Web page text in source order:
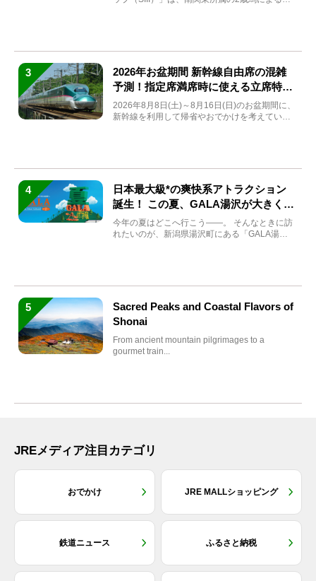
3
2026年お盆期間 新幹線自由席の混雑
予測！指定席満席時に使える立席特急
券も解説
2026年8月8日(土)～8月16日(日)のお盆期間に、
新幹線を利用して帰省やおでかけを考えている
4
日本最大級*の爽快系アトラクション
誕生！ この夏、GALA湯沢が大きく生
まれ変わる
今年の夏はどこへ行こう――。 そんなときに訪
れたいのが、新潟県湯沢町にある「GALA湯
5
Sacred Peaks and Coastal Flavors of
Shonai
From ancient mountain pilgrimages to a
gourmet train...
JREメディア注目カテゴリ
おでかけ JRE MALLショッピング
鉄道ニュース ふるさと納税